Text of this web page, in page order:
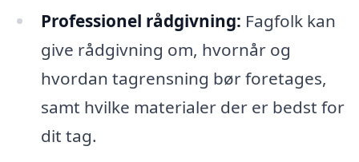
Professionel rådgivning: Fagfolk kan
give rådgivning om, hvornår og
hvordan tagrensning bør foretages,
samt hvilke materialer der er bedst for
dit tag.